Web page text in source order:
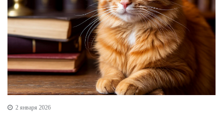
2 января 2026